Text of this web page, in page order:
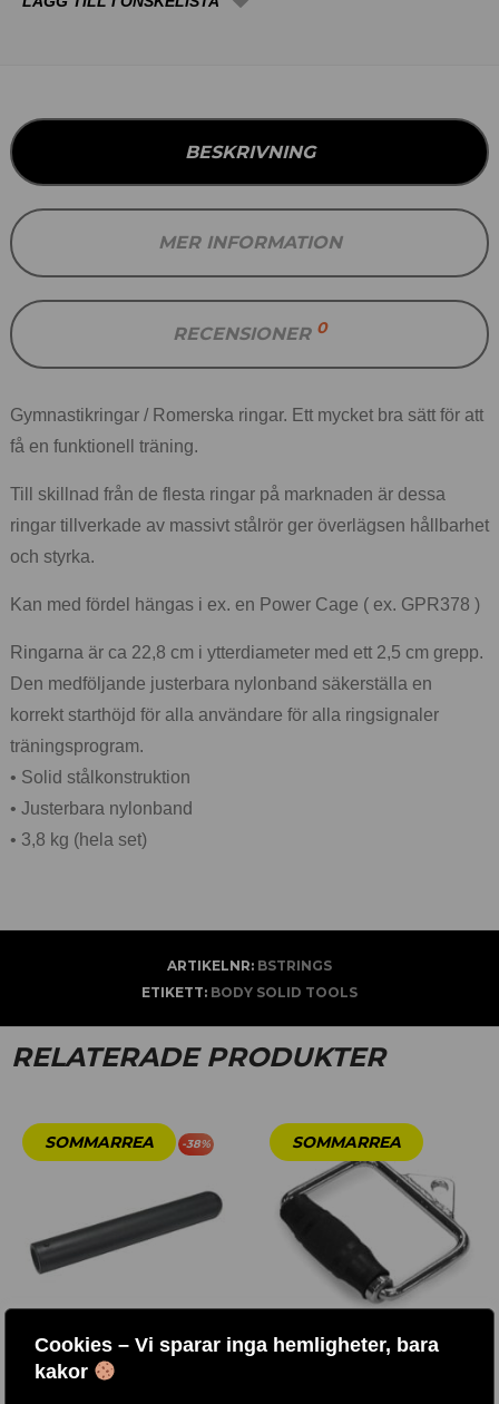
Cookies – Vi sparar inga hemligheter, bara
kakor
BESKRIVNING
MER INFORMATION
RECENSIONER 0
Gymnastikringar / Romerska ringar. Ett mycket bra sätt för att
få en funktionell träning.
Till skillnad från de flesta ringar på marknaden är dessa
ringar tillverkade av massivt stålrör ger överlägsen hållbarhet
och styrka.
Kan med fördel hängas i ex. en Power Cage ( ex. GPR378 )
Ringarna är ca 22,8 cm i ytterdiameter med ett 2,5 cm grepp.
Den medföljande justerbara nylonband säkerställa en
korrekt starthöjd för alla användare för alla ringsignaler
träningsprogram.
• Solid stålkonstruktion
• Justerbara nylonband
• 3,8 kg (hela set)
ARTIKELNR: BSTRINGS
ETIKETT: BODY SOLID TOOLS
RELATERADE PRODUKTER
-38%
ADAPTER 8’/14′